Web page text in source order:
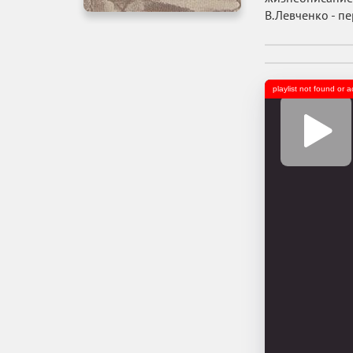
В.Левченко -
playlist not found or